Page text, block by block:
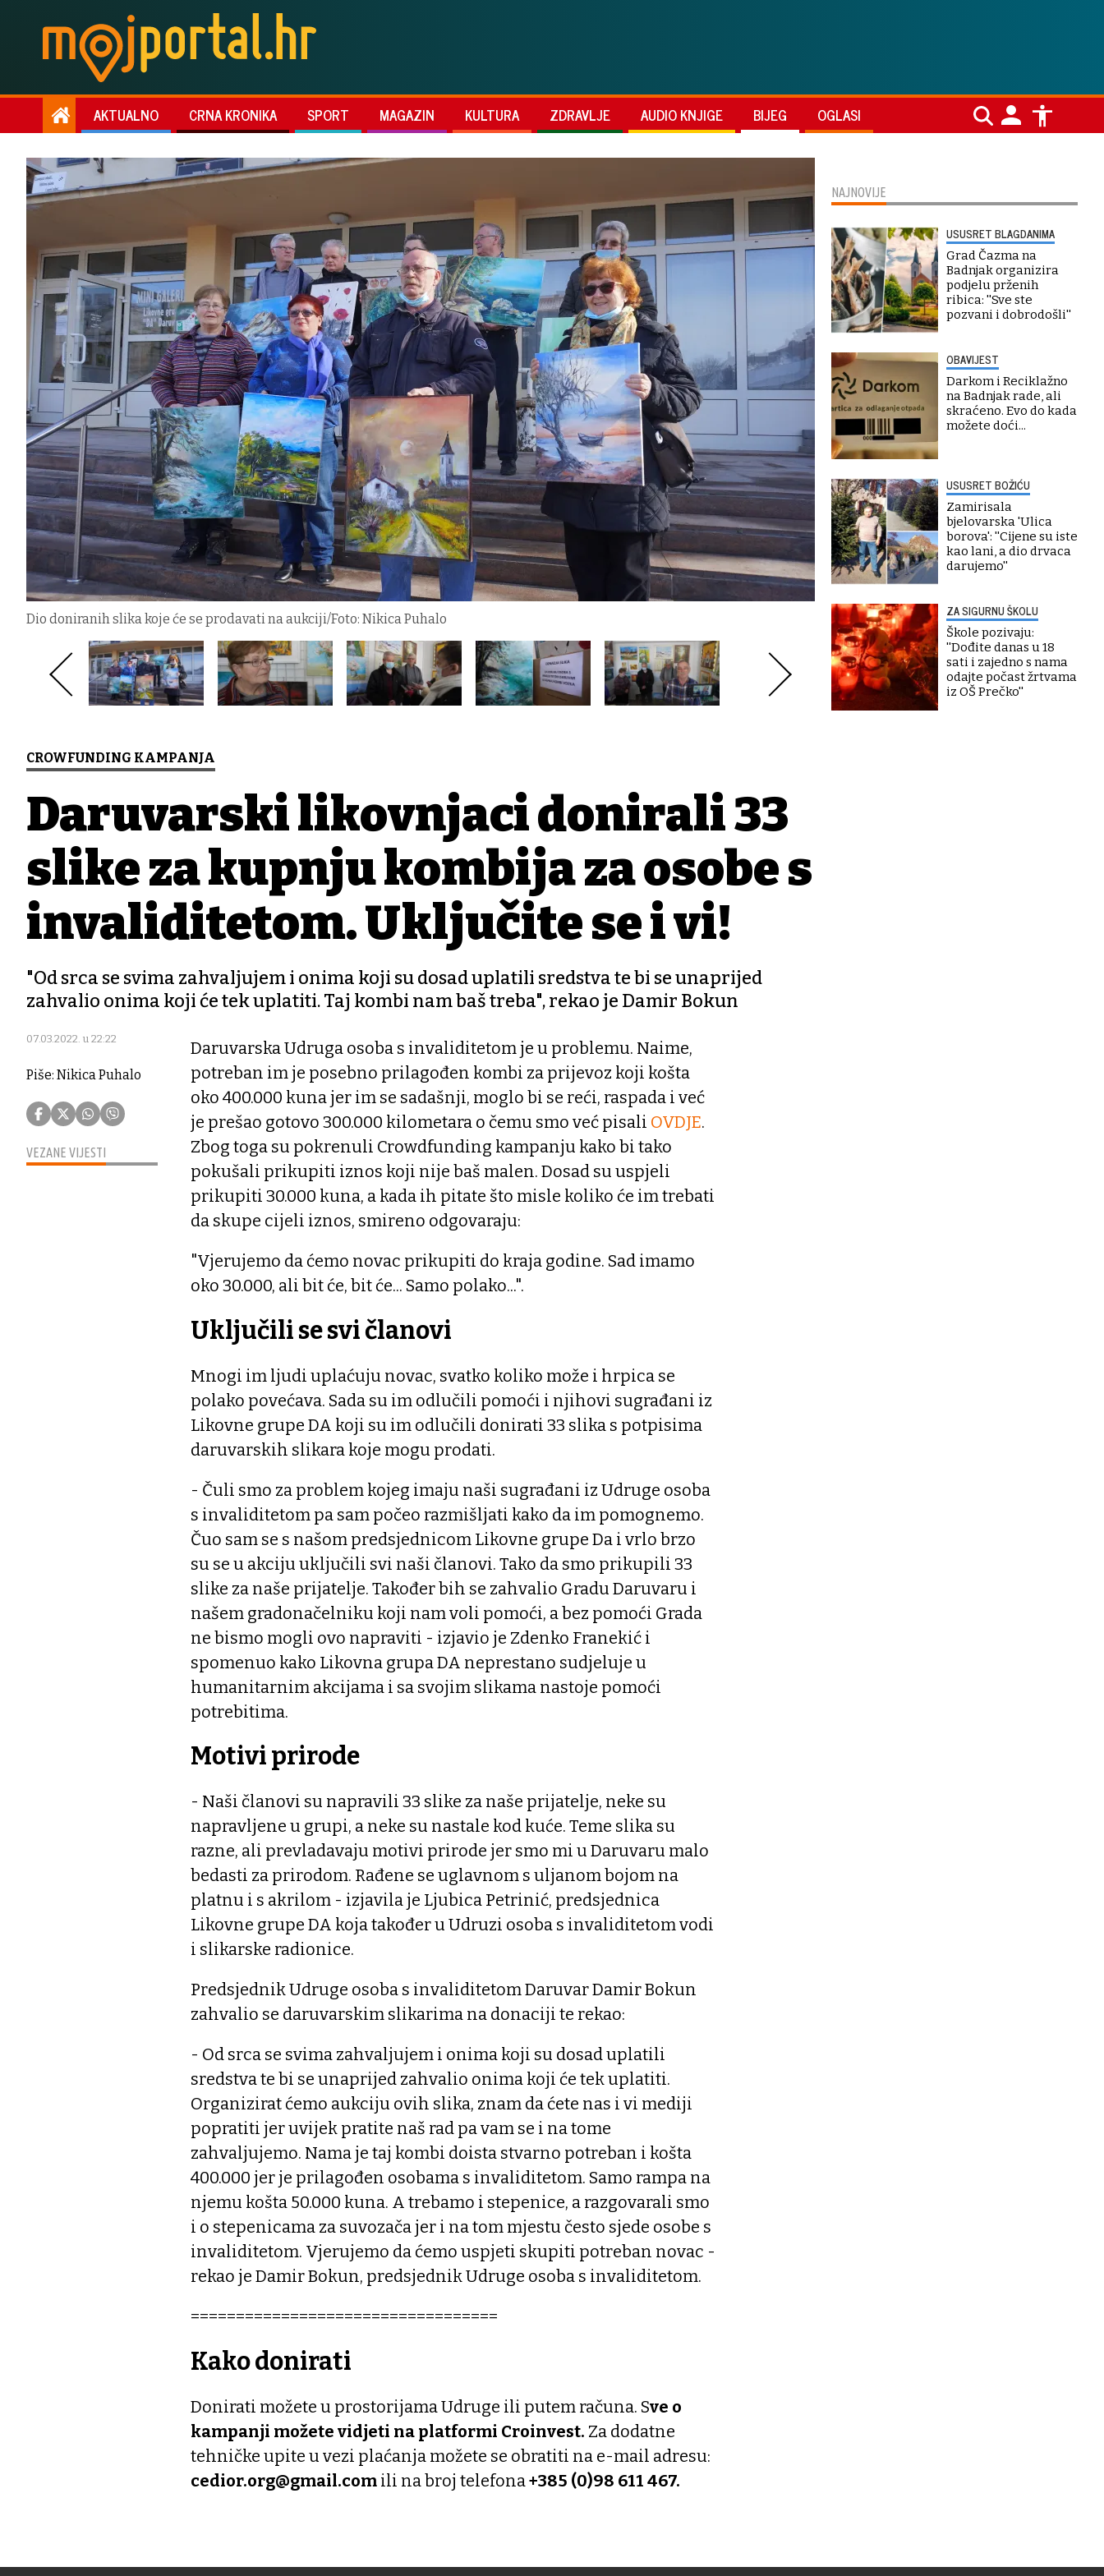
AKTUALNO CRNA KRONIKA SPORT MAGAZIN KULTURA ZDRAVLJE AUDIO KNJIGE BIJEG OGLASI
Dio doniranih slika koje će se prodavati na aukciji/Foto: Nikica Puhalo
CROWFUNDING KAMPANJA
Daruvarski likovnjaci donirali 33
slike za kupnju kombija za osobe s
invaliditetom. Uključite se i vi!
"Od srca se svima zahvaljujem i onima koji su dosad uplatili sredstva te bi se unaprijed
zahvalio onima koji će tek uplatiti. Taj kombi nam baš treba", rekao je Damir Bokun
07.03.2022. u 22:22
Piše: Nikica Puhalo
VEZANE VIJESTI
Daruvarska Udruga osoba s invaliditetom je u problemu. Naime,
potreban im je posebno prilagođen kombi za prijevoz koji košta
oko 400.000 kuna jer im se sadašnji, moglo bi se reći, raspada i već
je prešao gotovo 300.000 kilometara o čemu smo već pisali OVDJE.
Zbog toga su pokrenuli Crowdfunding kampanju kako bi tako
pokušali prikupiti iznos koji nije baš malen. Dosad su uspjeli
prikupiti 30.000 kuna, a kada ih pitate što misle koliko će im trebati
da skupe cijeli iznos, smireno odgovaraju:
"Vjerujemo da ćemo novac prikupiti do kraja godine. Sad imamo
oko 30.000, ali bit će, bit će... Samo polako...".
Uključili se svi članovi
Mnogi im ljudi uplaćuju novac, svatko koliko može i hrpica se
polako povećava. Sada su im odlučili pomoći i njihovi sugrađani iz
Likovne grupe DA koji su im odlučili donirati 33 slika s potpisima
daruvarskih slikara koje mogu prodati.
- Čuli smo za problem kojeg imaju naši sugrađani iz Udruge osoba
s invaliditetom pa sam počeo razmišljati kako da im pomognemo.
Čuo sam se s našom predsjednicom Likovne grupe Da i vrlo brzo
su se u akciju uključili svi naši članovi. Tako da smo prikupili 33
slike za naše prijatelje. Također bih se zahvalio Gradu Daruvaru i
našem gradonačelniku koji nam voli pomoći, a bez pomoći Grada
ne bismo mogli ovo napraviti - izjavio je Zdenko Franekić i
spomenuo kako Likovna grupa DA neprestano sudjeluje u
humanitarnim akcijama i sa svojim slikama nastoje pomoći
potrebitima.
Motivi prirode
- Naši članovi su napravili 33 slike za naše prijatelje, neke su
napravljene u grupi, a neke su nastale kod kuće. Teme slika su
razne, ali prevladavaju motivi prirode jer smo mi u Daruvaru malo
bedasti za prirodom. Rađene se uglavnom s uljanom bojom na
platnu i s akrilom - izjavila je Ljubica Petrinić, predsjednica
Likovne grupe DA koja također u Udruzi osoba s invaliditetom vodi
i slikarske radionice.
Predsjednik Udruge osoba s invaliditetom Daruvar Damir Bokun
zahvalio se daruvarskim slikarima na donaciji te rekao:
- Od srca se svima zahvaljujem i onima koji su dosad uplatili
sredstva te bi se unaprijed zahvalio onima koji će tek uplatiti.
Organizirat ćemo aukciju ovih slika, znam da ćete nas i vi mediji
popratiti jer uvijek pratite naš rad pa vam se i na tome
zahvaljujemo. Nama je taj kombi doista stvarno potreban i košta
400.000 jer je prilagođen osobama s invaliditetom. Samo rampa na
njemu košta 50.000 kuna. A trebamo i stepenice, a razgovarali smo
i o stepenicama za suvozača jer i na tom mjestu često sjede osobe s
invaliditetom. Vjerujemo da ćemo uspjeti skupiti potreban novac -
rekao je Damir Bokun, predsjednik Udruge osoba s invaliditetom.
==================================
Kako donirati
Donirati možete u prostorijama Udruge ili putem računa. Sve o
kampanji možete vidjeti na platformi Croinvest. Za dodatne
tehničke upite u vezi plaćanja možete se obratiti na e-mail adresu:
cedior.org@gmail.com ili na broj telefona+385 (0)98 611 467.
NAJNOVIJE
USUSRET BLAGDANIMA
Grad Čazma na
Badnjak organizira
podjelu prženih
ribica: ''Sve ste
pozvani i dobrodošli''
OBAVIJEST
Darkom i Reciklažno
na Badnjak rade, ali
skraćeno. Evo do kada
možete doći...
USUSRET BOŽIĆU
Zamirisala
bjelovarska 'Ulica
borova': ''Cijene su iste
kao lani, a dio drvaca
darujemo''
ZA SIGURNU ŠKOLU
Škole pozivaju:
''Dođite danas u 18
sati i zajedno s nama
odajte počast žrtvama
iz OŠ Prečko''